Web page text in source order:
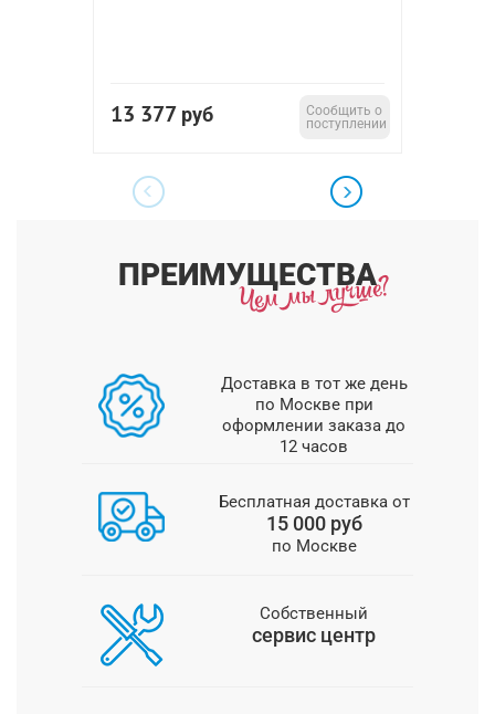
13 377 руб
Сообщить о
поступлении
ПРЕИМУЩЕСТВА
Доставка в тот же день
по Москве при
оформлении заказа до
12 часов
Бесплатная доставка от
15 000 руб
по Москве
Собственный
сервис центр